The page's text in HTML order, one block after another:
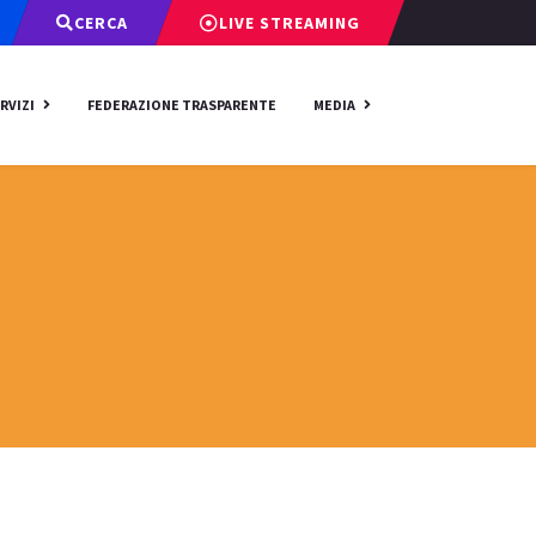
CERCA LIVE STREAMING
FEDERAZIONE TRASPARENTE MEDIA